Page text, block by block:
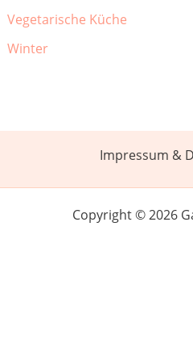
Vegetarische Küche
Winter
Impressum &
Copyright © 2026